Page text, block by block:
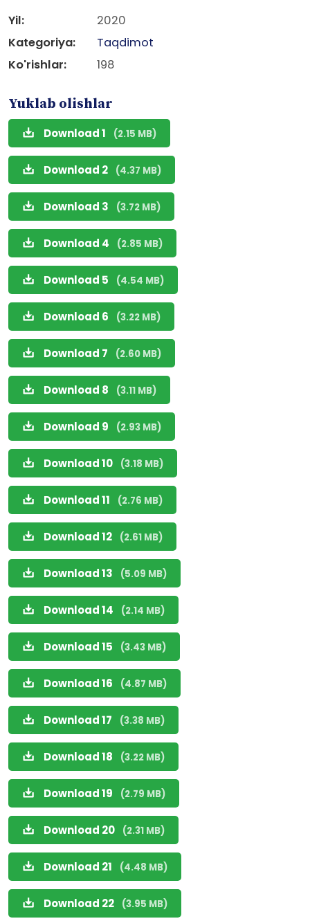
Yil:
2020
Kategoriya:
Taqdimot
Ko'rishlar:
198
Yuklab olishlar
Download 1 (2.15 MB)
Download 2 (4.37 MB)
Download 3 (3.72 MB)
Download 4 (2.85 MB)
Download 5 (4.54 MB)
Download 6 (3.22 MB)
Download 7 (2.60 MB)
Download 8 (3.11 MB)
Download 9 (2.93 MB)
Download 10 (3.18 MB)
Download 11 (2.76 MB)
Download 12 (2.61 MB)
Download 13 (5.09 MB)
Download 14 (2.14 MB)
Download 15 (3.43 MB)
Download 16 (4.87 MB)
Download 17 (3.38 MB)
Download 18 (3.22 MB)
Download 19 (2.79 MB)
Download 20 (2.31 MB)
Download 21 (4.48 MB)
Download 22 (3.95 MB)